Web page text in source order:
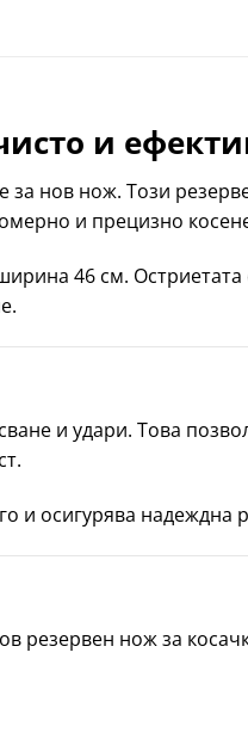
и
за нов нож. Този
и прецизно
46 см.
и удари. Това
и осигурява надеждна
резервен нож за